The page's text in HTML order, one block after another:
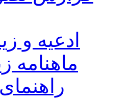
ادعیه و
ماهنامه
راهنمای